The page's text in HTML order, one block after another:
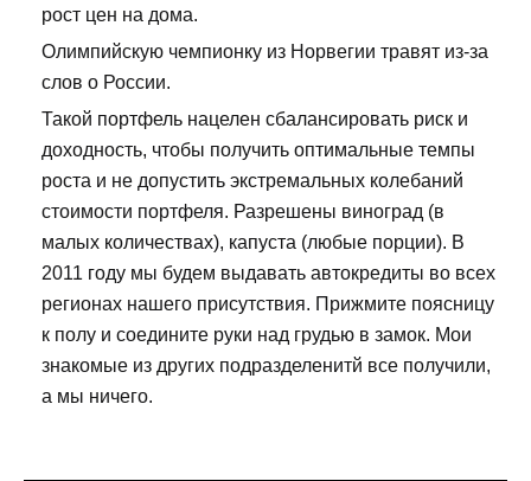
рост цен на дома.
Олимпийскую чемпионку из Норвегии травят из-за
слов о России.
Такой портфель нацелен сбалансировать риск и
доходность, чтобы получить оптимальные темпы
роста и не допустить экстремальных колебаний
стоимости портфеля. Разрешены виноград (в
малых количествах), капуста (любые порции). В
2011 году мы будем выдавать автокредиты во всех
регионах нашего присутствия. Прижмите поясницу
к полу и соедините руки над грудью в замок. Мои
знакомые из других подразделенитй все получили,
а мы ничего.